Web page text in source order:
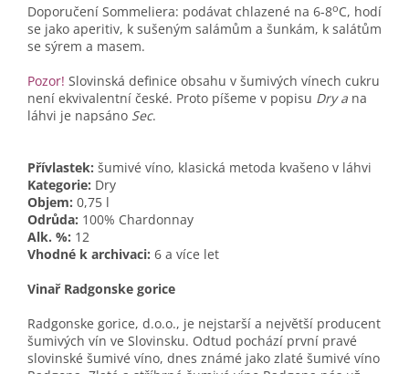
Doporučení Sommeliera: podávat chlazené na 6-8oC, hodí
se jako aperitiv, k sušeným salámům a šunkám, k salátům
se sýrem a masem.
Pozor! Slovinská definice obsahu v šumivých vínech cukru
není ekvivalentní české. Proto píšeme v popisu Dry a na
láhvi je napsáno Sec.
Přívlastek: šumivé víno, klasická metoda kvašeno v láhvi
Kategorie: Dry
Objem: 0,75 l
Odrůda: 100% Chardonnay
Alk. %: 12
Vhodné k archivaci: 6 a více let
Vinař Radgonske gorice
Radgonske gorice, d.o.o., je nejstarší a největší producent
šumivých vín ve Slovinsku. Odtud pochází první pravé
slovinské šumivé víno, dnes známé jako zlaté šumivé víno